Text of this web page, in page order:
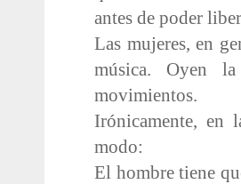
antes de poder
Las mujeres, en
música. Oyen
movimientos.
Irónicamente, en
modo:
El hombre tiene